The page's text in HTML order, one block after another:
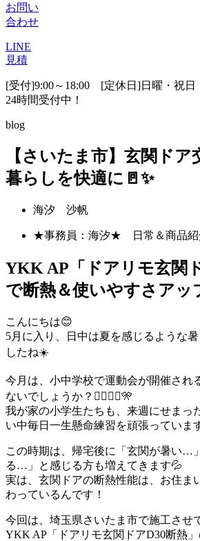
お問い
合わせ
LINE
見積
[受付]9:00～18:00 [定休日]日曜・祝日
24時間受付中！
blog
【さいたま市】玄関ドア
暮らしを快適に🚪✨
海汐 沙帆
★事務員：海汐★ 日常＆商品
YKK AP「ドアリモ玄関
で断熱＆使いやすさアッ
こんにちは😊
5月に入り、日中は夏を感じるような
したね☀️
今月は、小中学校で運動会が開催され
ないでしょうか？🏃‍♂️🏃‍♀️🎌
我が家の小学生たちも、来週にせまっ
い中毎日一生懸命練習を頑張っていま
この時期は、帰宅後に「玄関が暑い…
る…」と感じる方も増えてきます💦
実は、玄関ドアの断熱性能は、お住ま
わっているんです！
今回は、埼玉県さいたま市で施工させ
YKK AP「ドアリモ玄関ドアD30断熱